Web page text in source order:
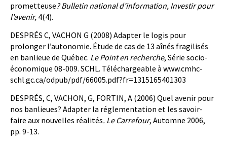
prometteuse? Bulletin national d’information, Investir pour
l’avenir, 4(4).
DESPRÉS C, VACHON G (2008) Adapter le logis pour
prolonger l’autonomie. Étude de cas de 13 aînés fragilisés
en banlieue de Québec. Le Point en recherche, Série socio-
économique 08-009. SCHL. Téléchargeable à www.cmhc-
schl.gc.ca/odpub/pdf/66005.pdf?fr=1315165401303
DESPRÉS, C, VACHON, G, FORTIN, A (2006) Quel avenir pour
nos banlieues? Adapter la réglementation et les savoir-
faire aux nouvelles réalités. Le Carrefour, Automne 2006,
pp. 9-13.